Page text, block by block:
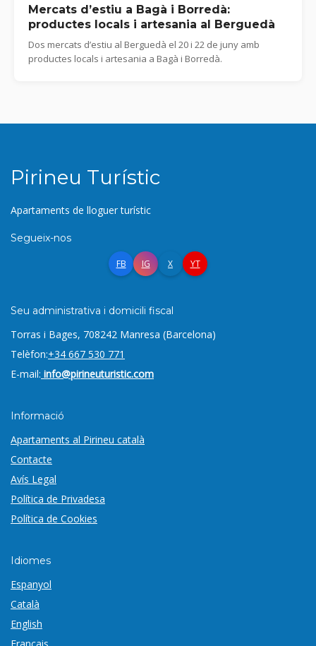
Mercats d’estiu a Bagà i Borredà:
productes locals i artesania al Berguedà
Dos mercats d’estiu al Berguedà el 20 i 22 de juny amb
productes locals i artesania a Bagà i Borredà.
Pirineu Turístic
Apartaments de lloguer turístic
Segueix-nos
FB IG X YT
Seu administrativa i domicili fiscal
Torras i Bages, 708242 Manresa (Barcelona)
Telèfon:+34 667 530 771
E-mail: info@pirineuturistic.com
Informació
Apartaments al Pirineu català
Contacte
Avís Legal
Política de Privadesa
Política de Cookies
Idiomes
Espanyol
Català
English